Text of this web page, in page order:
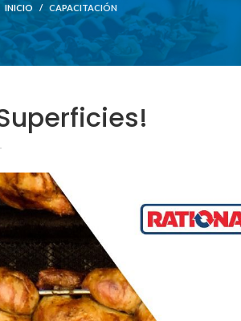
INICIO CAPACITACIÓN